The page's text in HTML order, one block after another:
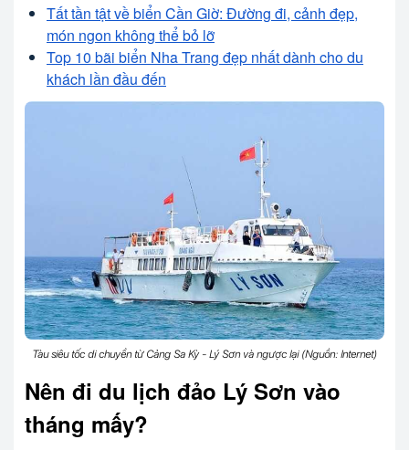
Tất tần tật về biển Cần Giờ: Đường đi, cảnh đẹp,
món ngon không thể bỏ lỡ
Top 10 bãi biển Nha Trang đẹp nhất dành cho du
khách lần đầu đến
Tàu siêu tốc di chuyển từ Cảng Sa Kỳ - Lý Sơn và ngược lại (Nguồn: Internet)
Nên đi du lịch đảo Lý Sơn vào
tháng mấy?